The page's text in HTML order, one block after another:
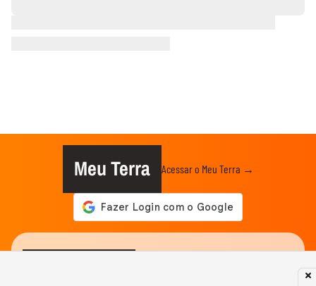
Meu Terra Acessar o Meu Terra →